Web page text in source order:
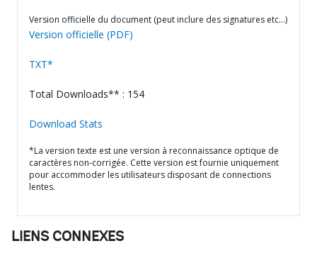
Version officielle du document (peut inclure des signatures etc…)
Version officielle (PDF)
TXT*
Total Downloads** : 154
Download Stats
*La version texte est une version à reconnaissance optique de
caractères non-corrigée. Cette version est fournie uniquement
pour accommoder les utilisateurs disposant de connections
lentes.
LIENS CONNEXES